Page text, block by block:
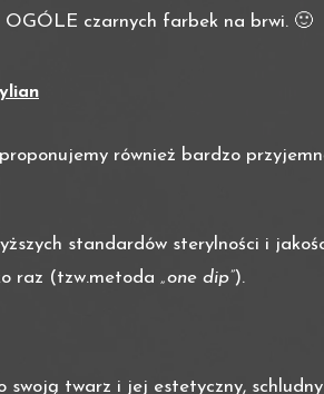
OGÓLE czarnych farbek na brwi. 🙂
również bardzo
standardów sterylności i
raz (tzw.metoda „one dip”).
swoją twarz i jej estetyczny, schludny